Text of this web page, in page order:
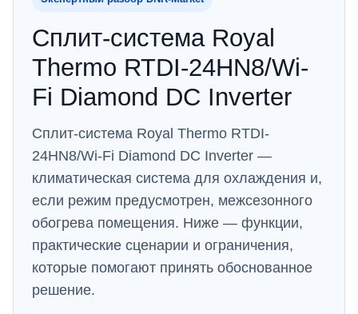
Сплит-система Royal
Thermo RTDI-24HN8/Wi-
Fi Diamond DC Inverter
Сплит-система Royal Thermo RTDI-
24HN8/Wi-Fi Diamond DC Inverter —
климатическая система для охлаждения и,
если режим предусмотрен, межсезонного
обогрева помещения. Ниже — функции,
практические сценарии и ограничения,
которые помогают принять обоснованное
решение.